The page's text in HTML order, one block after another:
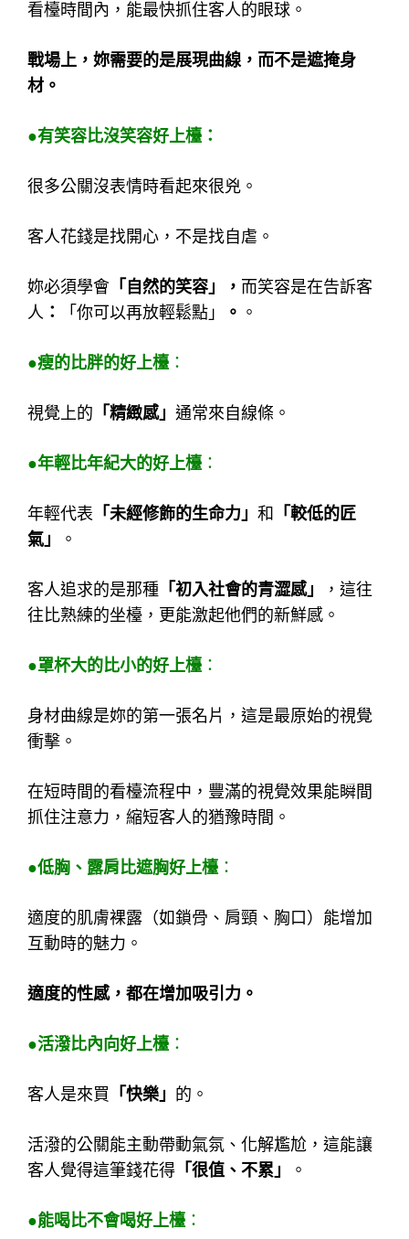
看檯時間內，能最快抓住客人的眼球。
戰場上，妳需要的是展現曲線，而不是遮掩身
材。
●有笑容比沒笑容好上檯：
很多公關沒表情時看起來很兇。
客人花錢是找開心，不是找自虐。
妳必須學會 「自然的笑容」， 而笑容是在告訴客
人 ： 「你可以再放輕鬆點」 。 。
●瘦的比胖的好上檯 ：
視覺上的 「精緻感」 通常來自線條。
●年輕比年紀大的好上檯 ：
年輕代表 「未經修飾的生命力」 和
「較低的匠
氣」
。
客人追求的是那種 「初入社會的青澀感」
，這往
往比熟練的坐檯，更能激起他們的新鮮感。
●罩杯大的比小的好上檯 ：
身材曲線是妳的第一張名片，這是最原始的視覺
衝擊。
在短時間的看檯流程中，豐滿的視覺效果能瞬間
抓住注意力，縮短客人的猶豫時間。
●低胸、露肩比遮胸好上檯 ：
適度的肌膚裸露（如鎖骨、肩頸、胸口）能增加
互動時的魅力。
適度的性感，都在增加吸引力。
●活潑比內向好上檯 ：
客人是來買 「快樂」 的。
活潑的公關能主動帶動氣氛、化解尷尬，這能讓
客人覺得這筆錢花得 「很值、不累」 。
●能喝比不會喝好上檯 ：